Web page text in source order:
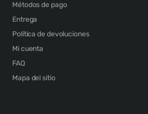
Métodos de pago
Entrega
Política de devoluciones
Mi cuenta
FAQ
Mapa del sitio